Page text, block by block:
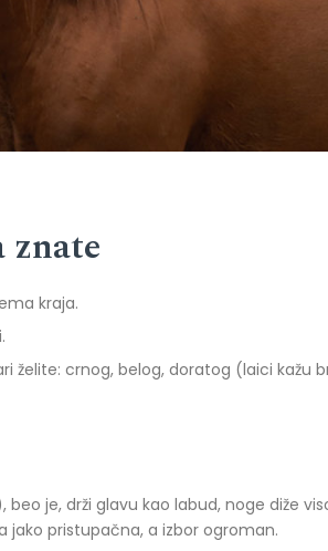
znate
kraja.
želite: crnog, belog, doratog (laici kažu
beo je, drži glavu kao labud, noge diže
jako pristupačna, a izbor ogroman.